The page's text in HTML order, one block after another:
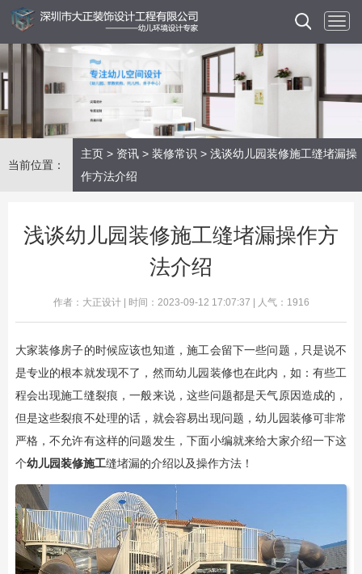
当前位置：
主页 > 资讯 > 装修常识 > 浅谈幼儿园装修施工缝堵漏操
作方法介绍
浅谈幼儿园装修施工缝堵漏操作方
法介绍
作者：大正设计 | 时间：2023-09-12 17:07:37 | 人气：1916
大家装修房子的时候应该也知道，施工会留下一些问题，只是说不
是专业的根本就发现不了，然而幼儿园装修也在此内，如：有些工
程会出现施工缝裂痕，一般来说，这些问题都是天气原因造成的，
但是这些裂痕不处理的话，就会容易出现问题，幼儿园装修可非常
严格，不允许有这样的问题发生，下面小编就来给大家介绍一下这
个幼儿园装修施工缝堵漏的介绍以及操作方法！